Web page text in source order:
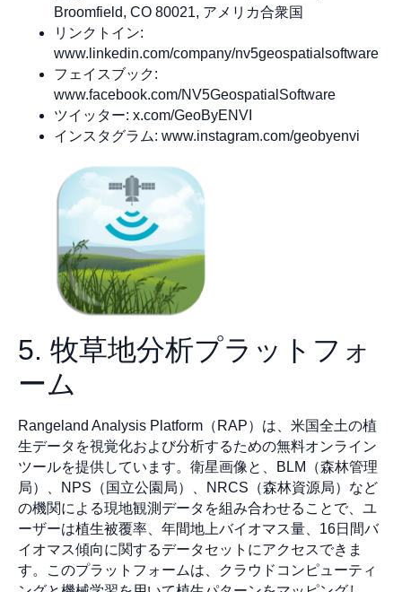
Broomfield, CO 80021, アメリカ合衆国
リンクトイン:
www.linkedin.com/company/nv5geospatialsoftware
フェイスブック:
www.facebook.com/NV5GeospatialSoftware
ツイッター: x.com/GeoByENVI
インスタグラム: www.instagram.com/geobyenvi
5. 牧草地分析プラットフォ
ーム
Rangeland Analysis Platform（RAP）は、米国全土の植
生データを視覚化および分析するための無料オンライン
ツールを提供しています。衛星画像と、BLM（森林管理
局）、NPS（国立公園局）、NRCS（森林資源局）など
の機関による現地観測データを組み合わせることで、ユ
ーザーは植生被覆率、年間地上バイオマス量、16日間バ
イオマス傾向に関するデータセットにアクセスできま
す。このプラットフォームは、クラウドコンピューティ